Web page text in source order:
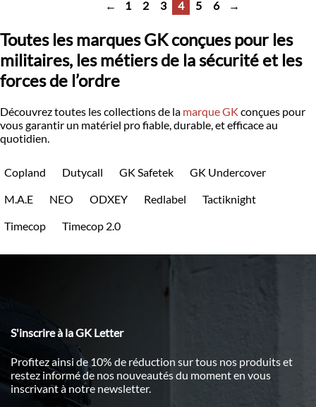
← 1 2 3 4 5 6 →
Toutes les marques GK conçues pour les
militaires, les métiers de la sécurité et les
forces de l’ordre
Découvrez toutes les collections de la marque GK conçues pour
vous garantir un matériel pro fiable, durable, et efficace au
quotidien.
Copland Dutycall GK Safetek
GK Undercover
M.A.E
NEO ODXEY Redlabel
Tactiknight
Timecop
Timecop 2.0
S'inscrire à la GK Letter
Profitez ainsi de 10% de réduction sur tous nos produits et
restez informé de nos nouveautés du moment en vous
inscrivant à notre newsletter.